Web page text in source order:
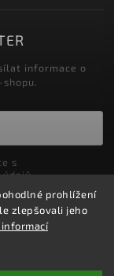
prohlížení
zlepšovali jeho
informací
informace o
údajů